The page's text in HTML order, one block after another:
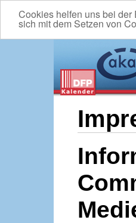
Cookies helfen uns bei
sich mit dem Setzen von